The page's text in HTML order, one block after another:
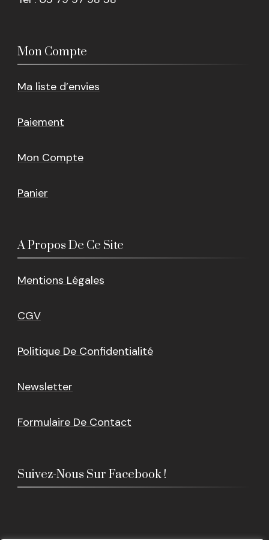
Mon Compte
Ma liste d’envies
Paiement
Mon Compte
Panier
A Propos De Ce Site
Mentions Légales
CGV
Politique De Confidentialité
Newsletter
Formulaire De Contact
Suivez-Nous Sur Facebook !